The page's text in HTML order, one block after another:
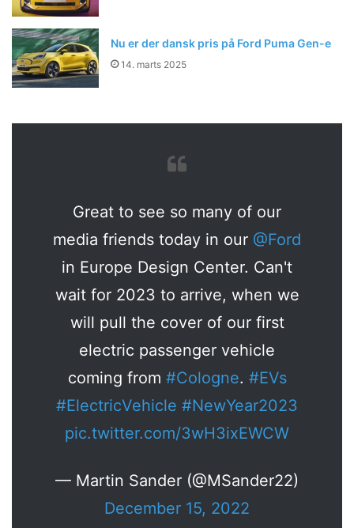
Nu er der dansk pris på Ford Puma Gen-e
14. marts 2025
Great to see so many of our
media friends today in our @Ford
in Europe Design Center. Can't
wait for 2023 to arrive, when we
will pull the cover of our first
electric passenger vehicle
coming from #Cologne. #EVs
#ElectricVehicle #NewYear2023
pic.twitter.com/3wH3ixEWCW
— Martin Sander (@MSander22)
December 15, 2022